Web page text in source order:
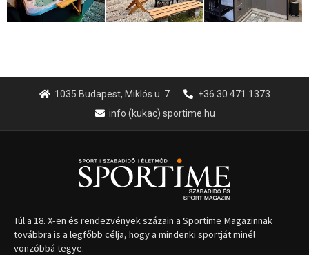
1035 Budapest, Miklós u. 7.
+36 30 471 1373
info (kukac) sportime.hu
Túl a 18. X-en és rendezvények százain a Sportime Magazinnak
továbbra is a legfőbb célja, hogy a mindenki sportját minél
vonzóbbá tegye.